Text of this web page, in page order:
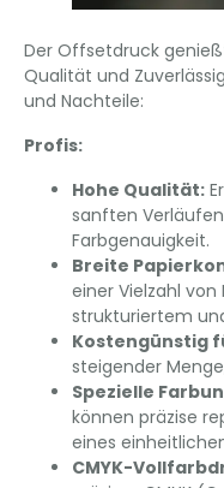
Der Offsetdruck
Qualität und
und Nachteile:
Profis:
Hohe Qualität:
sanften
Farbgenauigkeit.
Breite
einer Vielzahl
strukturiertem
Kostengünstig
steigender
Spezielle
können präzise
eines
CMYK-